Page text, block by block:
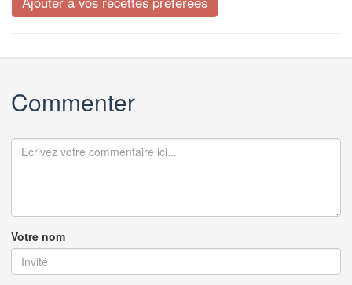
Commenter
Votre nom